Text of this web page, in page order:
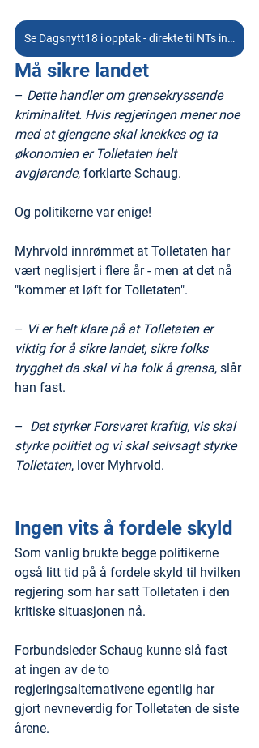
Se Dagsnytt18 i opptak - direkte til NTs intervju
Må sikre landet
– Dette handler om grensekryssende
kriminalitet. Hvis regjeringen mener noe
med at gjengene skal knekkes og ta
økonomien er Tolletaten helt
avgjørende, forklarte Schaug.
Og politikerne var enige!
Myhrvold innrømmet at Tolletaten har
vært neglisjert i flere år - men at det nå
"kommer et løft for Tolletaten".
– Vi er helt klare på at Tolletaten er
viktig for å sikre landet, sikre folks
trygghet da skal vi ha folk å grensa, slår
han fast.
– Det styrker Forsvaret kraftig, vis skal
styrke politiet og vi skal selvsagt styrke
Tolletaten, lover Myhrvold.
Ingen vits å fordele skyld
Som vanlig brukte begge politikerne
også litt tid på å fordele skyld til hvilken
regjering som har satt Tolletaten i den
kritiske situasjonen nå.
Forbundsleder Schaug kunne slå fast
at ingen av de to
regjeringsalternativene egentlig har
gjort nevneverdig for Tolletaten de siste
årene.